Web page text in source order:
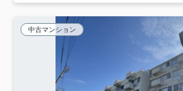
中古マンション